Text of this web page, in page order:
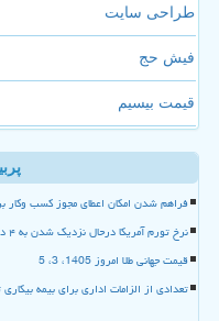
طراحی سایت
فیش حج
قیمت بیسیم
فراهم شدن امکان اعطای مجوز کسب وکار
نرخ تورم آمریکا درحال نزدیک شدن به ۴ درصد
قیمت جهانی طلا امروز 1405، 3، 5
تعدادی از الزامات اداری برای بیمه